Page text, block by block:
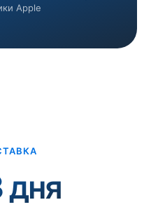
Apple
дня